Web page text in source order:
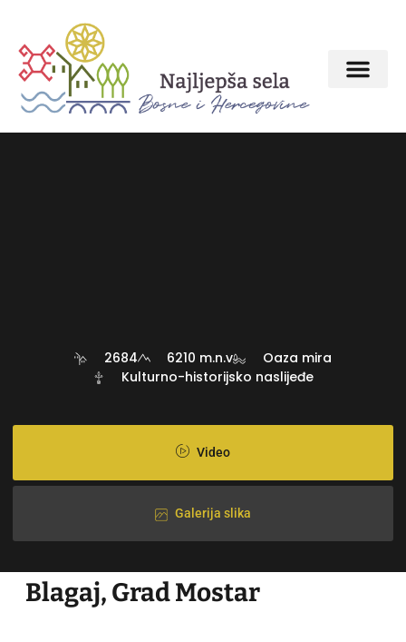
2684 6210 m.n.v
Oaza mira
Kulturno-historijsko naslijeđe
Video
Galerija slika
Blagaj, Grad Mostar